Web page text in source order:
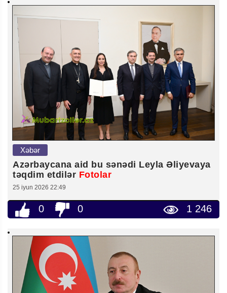
Xəbər
Azərbaycana aid bu sənədi Leyla Əliyevaya
təqdim etdilər Fotolar
25 iyun 2026 22:49
0 0 1 246